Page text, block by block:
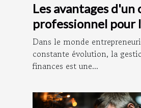
Les avantages d'un
professionnel pour
entrepreneurs
Dans le monde
constante évolution, la
finances est une...